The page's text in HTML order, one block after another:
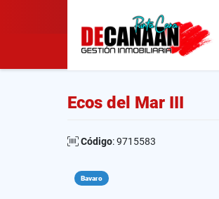
Ecos del Mar III
Código: 9715583
Bavaro